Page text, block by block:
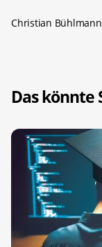
Christian Bühlmann
Das könnte